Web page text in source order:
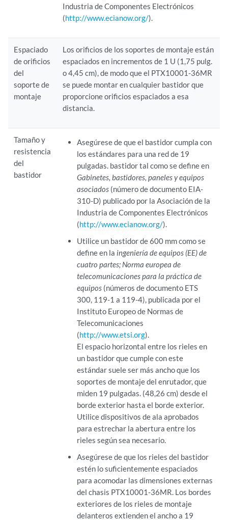
Industria de Componentes Electrónicos
(http://www.ecianow.org/).
Espaciado
de orificios
del
soporte de
montaje
Los orificios de los soportes de montaje están
espaciados en incrementos de 1 U (1,75 pulg.
o 4,45 cm), de modo que el PTX10001-36MR
se puede montar en cualquier bastidor que
proporcione orificios espaciados a esa
distancia.
Tamaño y
resistencia
del
bastidor
Asegúrese de que el bastidor cumpla con
los estándares para una red de 19
pulgadas. bastidor tal como se define en
Gabinetes, bastidores, paneles y equipos
asociados(número de documento EIA-
310-D) publicado por la Asociación de la
Industria de Componentes Electrónicos
(http://www.ecianow.org/).
Utilice un bastidor de 600 mm como se
define en la ingeniería de equipos (EE) de
cuatro partes; Norma europea de
telecomunicaciones para la práctica de
equipos(números de documento ETS
300, 119-1 a 119-4), publicada por el
Instituto Europeo de Normas de
Telecomunicaciones
(http://www.etsi.org).
El espacio horizontal entre los rieles en
un bastidor que cumple con este
estándar suele ser más ancho que los
soportes de montaje del enrutador, que
miden 19 pulgadas. (48,26 cm) desde el
borde exterior hasta el borde exterior.
Utilice dispositivos de ala aprobados
para estrechar la abertura entre los
rieles según sea necesario.
Asegúrese de que los rieles del bastidor
estén lo suficientemente espaciados
para acomodar las dimensiones externas
del chasis PTX10001-36MR. Los bordes
exteriores de los rieles de montaje
delanteros extienden el ancho a 19